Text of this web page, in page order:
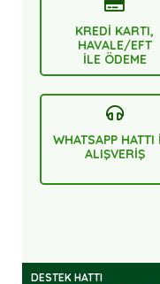
KREDİ KARTI,
HAVALE/EFT
İLE ÖDEME
WHATSAPP HATTI
ALIŞVERİŞ
DESTEK HATTI